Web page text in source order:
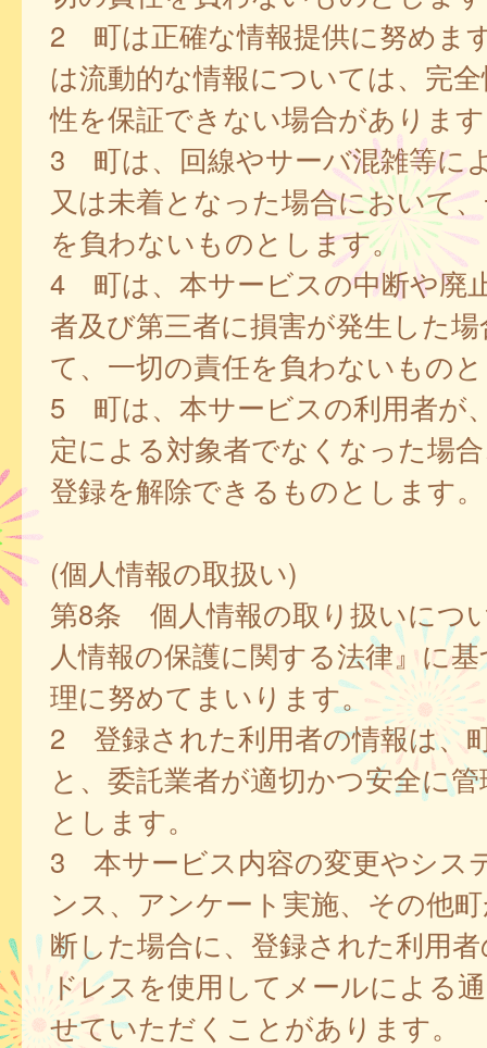
2 町は正確な情報提供に努めま
は流動的な情報については、完
性を保証できない場合がありま
3 町は、回線やサーバ混雑等に
又は未着となった場合において
を負わないものとします。
4 町は、本サービスの中断や廃
者及び第三者に損害が発生した
て、一切の責任を負わないもの
5 町は、本サービスの利用者が
定による対象者でなくなった場
登録を解除できるものとします。
(個人情報の取扱い)
第8条 個人情報の取り扱いにつ
人情報の保護に関する法律』に
理に努めてまいります。
2 登録された利用者の情報は、
と、委託業者が適切かつ安全に
とします。
3 本サービス内容の変更やシス
ンス、アンケート実施、その他
断した場合に、登録された利用
ドレスを使用してメールによる
せていただくことがあります。